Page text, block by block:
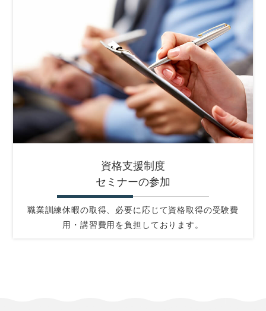
資格支援制度
セミナーの参加
職業訓練休暇の取得、必要に応じて資格取得の受験費
用・講習費用を負担しております。